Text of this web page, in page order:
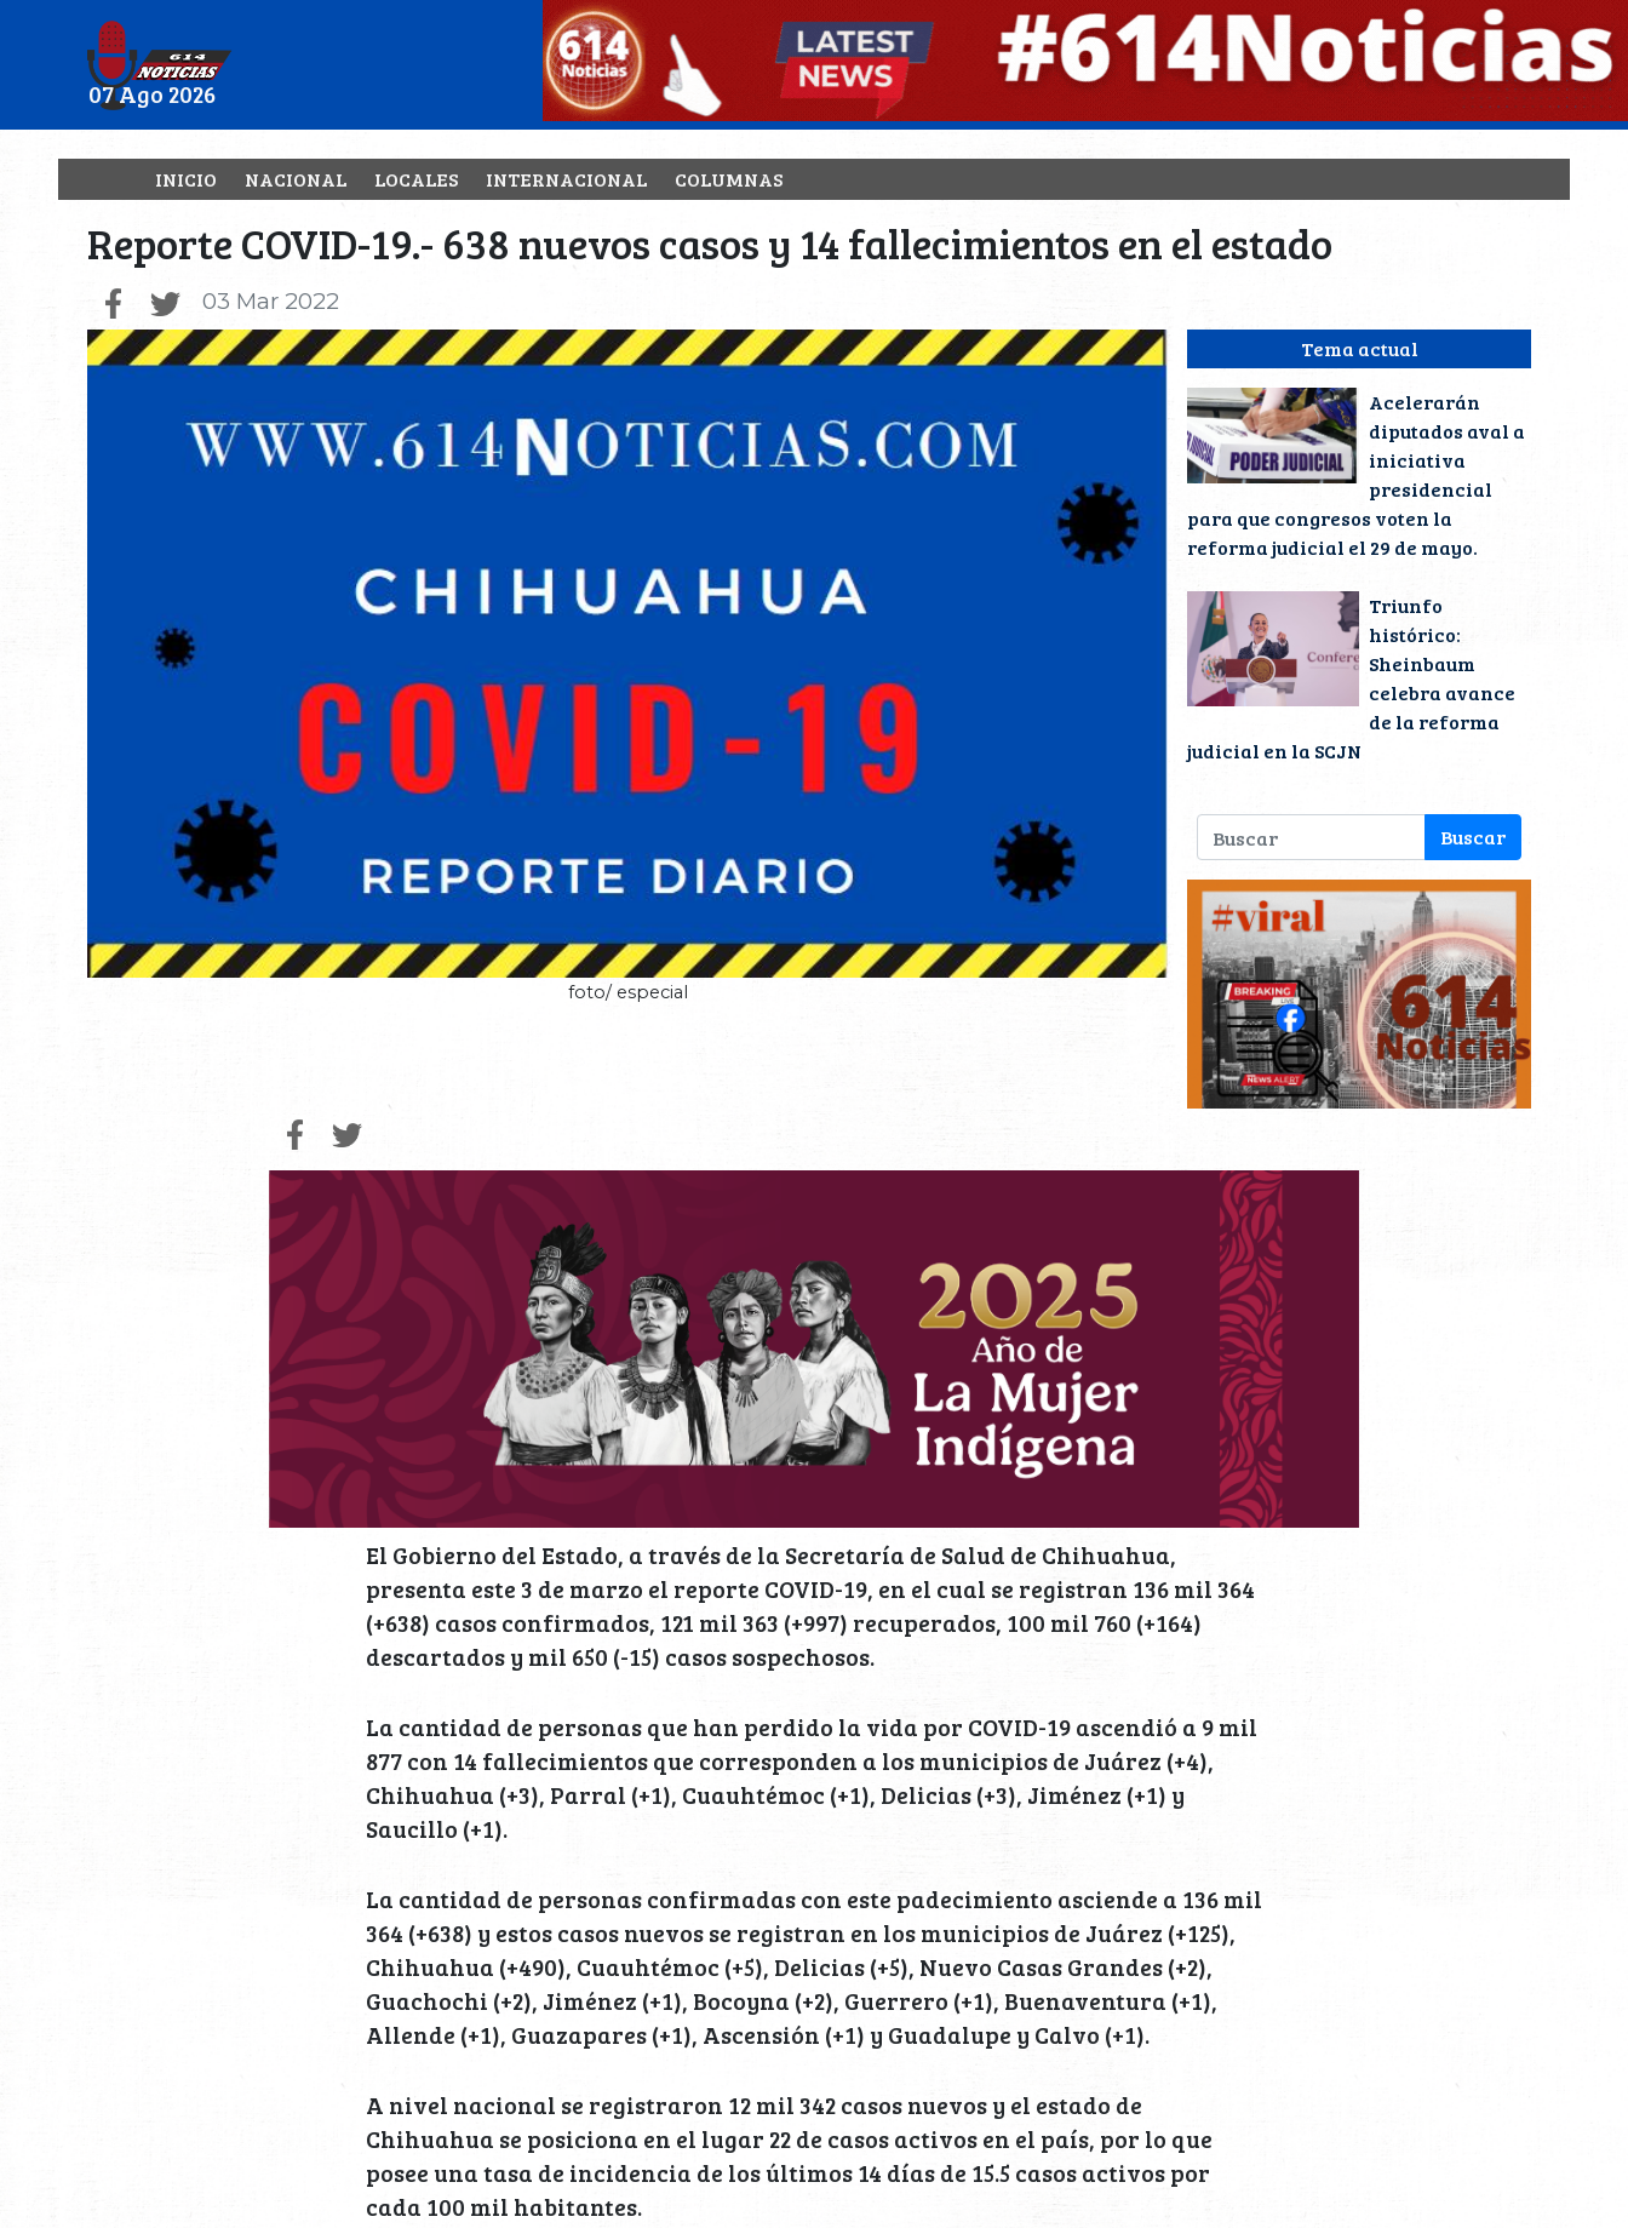
07 Ago 2026
INICIO NACIONAL LOCALES INTERNACIONAL COLUMNAS
Reporte COVID-19.- 638 nuevos casos y 14 fallecimientos en el estado
03 Mar 2022
foto/ especial
Tema actual
Acelerarán
diputados aval a
iniciativa
presidencial
para que congresos voten la
reforma judicial el 29 de mayo.
Triunfo
histórico:
Sheinbaum
celebra avance
de la reforma
judicial en la SCJN
El Gobierno del Estado, a través de la Secretaría de Salud de Chihuahua,
presenta este 3 de marzo el reporte COVID-19, en el cual se registran 136 mil 364
(+638) casos confirmados, 121 mil 363 (+997) recuperados, 100 mil 760 (+164)
descartados y mil 650 (-15) casos sospechosos.
La cantidad de personas que han perdido la vida por COVID-19 ascendió a 9 mil
877 con 14 fallecimientos que corresponden a los municipios de Juárez (+4),
Chihuahua (+3), Parral (+1), Cuauhtémoc (+1), Delicias (+3), Jiménez (+1) y
Saucillo (+1).
La cantidad de personas confirmadas con este padecimiento asciende a 136 mil
364 (+638) y estos casos nuevos se registran en los municipios de Juárez (+125),
Chihuahua (+490), Cuauhtémoc (+5), Delicias (+5), Nuevo Casas Grandes (+2),
Guachochi (+2), Jiménez (+1), Bocoyna (+2), Guerrero (+1), Buenaventura (+1),
Allende (+1), Guazapares (+1), Ascensión (+1) y Guadalupe y Calvo (+1).
A nivel nacional se registraron 12 mil 342 casos nuevos y el estado de
Chihuahua se posiciona en el lugar 22 de casos activos en el país, por lo que
posee una tasa de incidencia de los últimos 14 días de 15.5 casos activos por
cada 100 mil habitantes.